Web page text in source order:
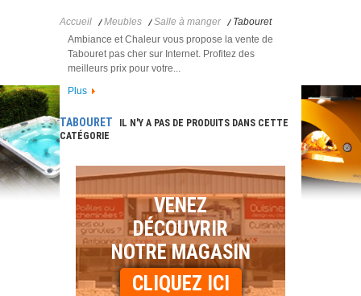
Accueil Meubles Salle à manger
Tabouret
Ambiance et Chaleur vous propose la vente de
Tabouret pas cher sur Internet. Profitez des
meilleurs prix pour votre...
Plus
TABOURET
IL N'Y A PAS DE PRODUITS DANS CETTE
CATÉGORIE
VENEZ
DÉCOUVRIR
NOTRE MAGASIN
CLIQUEZ ICI